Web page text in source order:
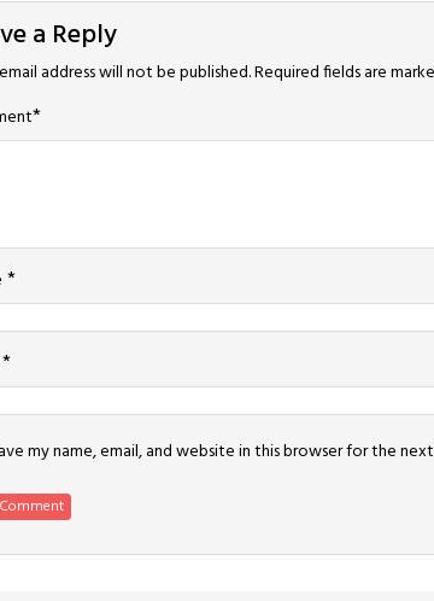
a Reply
address will not be published.Required fields are
*
*
*
my name, email, and website in this browser for the